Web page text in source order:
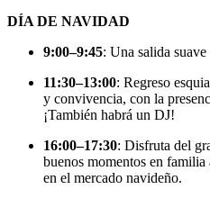
DÍA DE NAVIDAD
9:00–9:45: Una salida suave
11:30–13:00: Regreso
y convivencia, con la
¡También habrá un DJ!
16:00–17:30: Disfruta del
buenos momentos en familia
en el mercado navideño.